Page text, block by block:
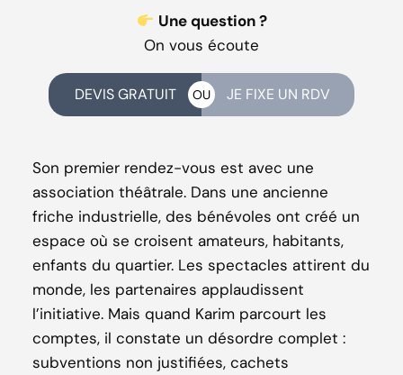
Une question ?
On vous écoute
DEVIS GRATUIT OU JE FIXE UN RDV
Son premier rendez-vous est avec une
association théâtrale. Dans une ancienne
friche industrielle, des bénévoles ont créé un
espace où se croisent amateurs, habitants,
enfants du quartier. Les spectacles attirent du
monde, les partenaires applaudissent
l’initiative. Mais quand Karim parcourt les
comptes, il constate un désordre complet :
subventions non justifiées, cachets